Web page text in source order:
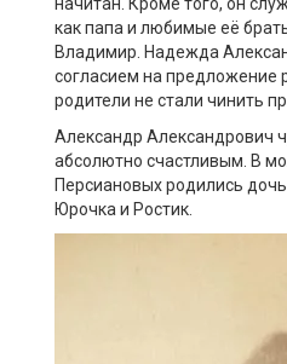
начитан. Кроме того, он
как папа и любимые её
Владимир. Надежда
согласием на предложение
родители не стали чинить
Александр Александрович
абсолютно счастливым. В
Персиановых родились
Юрочка и Ростик.